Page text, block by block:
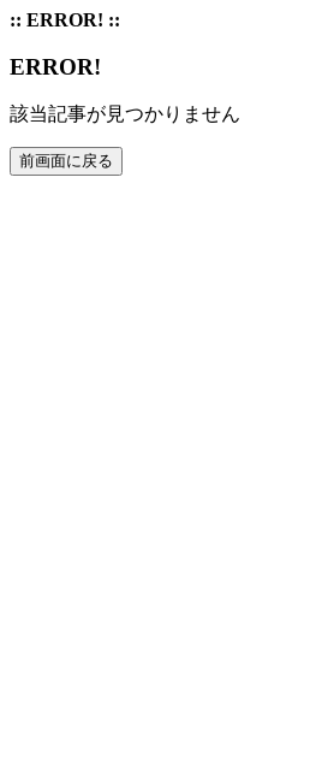
:: ERROR! ::
ERROR!
該当記事が見つかりません
前画面に戻る